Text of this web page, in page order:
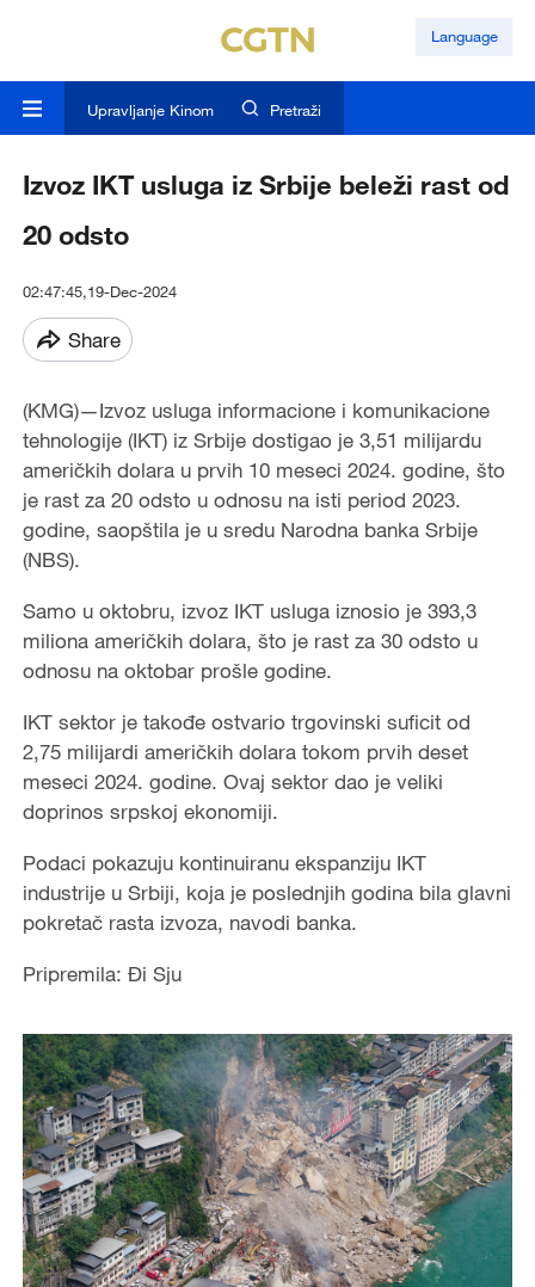
Language
Upravljanje Kinom Pretraži
Izvoz IKT usluga iz Srbije beleži rast od
20 odsto
02:47:45,19-Dec-2024
Share
(KMG)—Izvoz uslugainformacione i komunikacione
tehnologije (IKT) iz Srbije dostigao je 3,51 milijardu
američkih dolara u prvih 10 meseci 2024. godine, što
je rast za 20 odsto u odnosu na isti period 2023.
godine, saopštila je u sredu Narodna banka Srbije
(NBS).
Samo u oktobru, izvoz IKT usluga iznosio je 393,3
miliona američkih dolara, što je rast za 30 odsto u
odnosu na oktobar prošle godine.
IKT sektor je takođe ostvario trgovinski suficit od
2,75 milijardi američkih dolara tokom prvih deset
meseci 2024. godine. Ovaj sektor dao je veliki
doprinos srpskoj ekonomiji.
Podaci pokazuju kontinuiranu ekspanziju IKT
industrije u Srbiji, koja je poslednjih godina bila glavni
pokretač rasta izvoza, navodi banka.
Pripremila: Đi Sju